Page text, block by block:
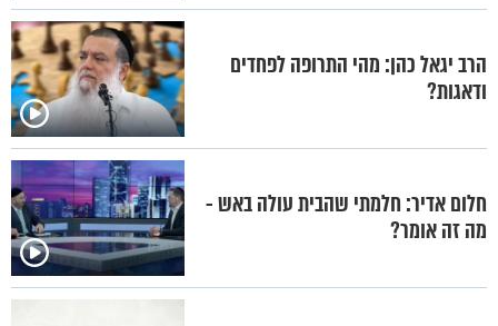
הרב יגאל כהן: מהי התרופה לפחדים
ודאגות?
חלום אדיר: חלמתי שהבית עולה באש -
מה זה אומר?